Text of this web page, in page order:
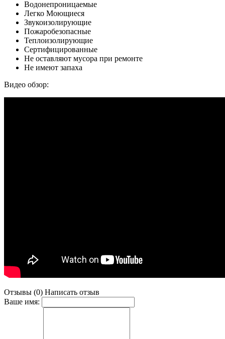
Водонепроницаемые
Легко Моющиеся
Звукоизолирующие
Пожаробезопасные
Теплоизолирующие
Сертифицированные
Не оставляют мусора при ремонте
Не имеют запаха
Видео обзор:
Отзывы (0) Написать отзыв
Ваше имя: